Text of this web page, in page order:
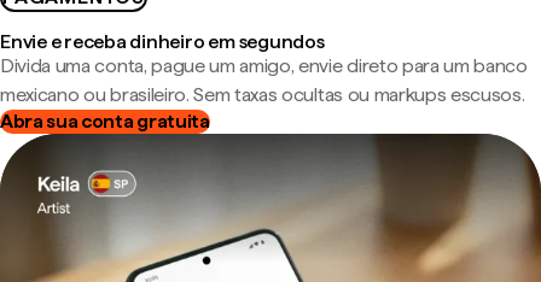
Envie e receba dinheiro em segundos
Divida uma conta, pague um amigo, envie direto para um banco
mexicano ou brasileiro. Sem taxas ocultas ou markups escusos.
Abra sua conta gratuita